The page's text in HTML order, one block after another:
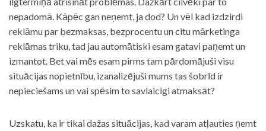
nepadomā. Kāpēc gan neņemt, ja dod? Un vēl kad izdzirdi
reklāmu par bezmaksas, bezprocentu un citu mārketinga
reklāmas triku, tad jau automātiski esam gatavi paņemt un
izmantot. Bet vai mēs esam pirms tam pārdomājuši visu
situācijas nopietnību, izanalizējuši mums tas šobrīd ir
nepieciešams un vai spēsim to savlaicīgi atmaksāt?
Uzskatu, ka ir tikai dažas situācijas, kad varam atļauties ņemt